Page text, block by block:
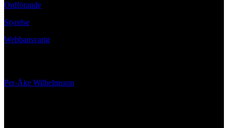
Ordförande
Styrelse
Webbansvarig
Per-Åke Wilhelmsson